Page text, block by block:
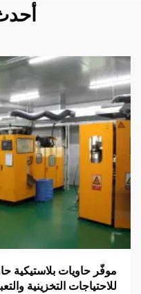
موفّر حاويات بلاستيكية
للاحتياجات التخزينية